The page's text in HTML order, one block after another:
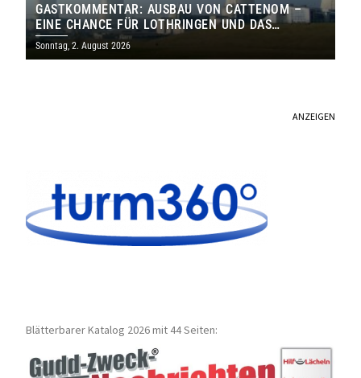
GASTKOMMENTAR: AUSBAU VON CATTENOM –
EINE CHANCE FÜR LOTHRINGEN UND DAS
SAARLAND
Sonntag, 2. August 2026
ANZEIGEN
Blätterbarer Katalog 2026 mit 44 Seiten: